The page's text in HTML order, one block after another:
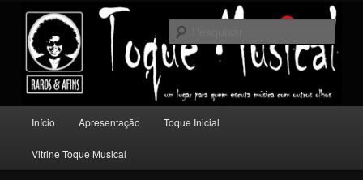
conteúdo
principal
conteúdo
secundário
Toque Musical
Um lugar para quem escuta música com outros olhos.
principal
Início Apresentação Toque Inicial
Vitrine Toque Musical